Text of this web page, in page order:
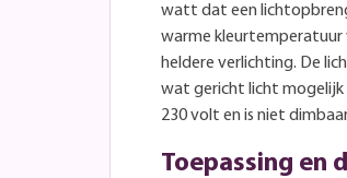
watt dat een
warme kleurtemperatuur
heldere verlichting. De
wat gericht licht mogelijk
230 volt en is niet
Toepassing en